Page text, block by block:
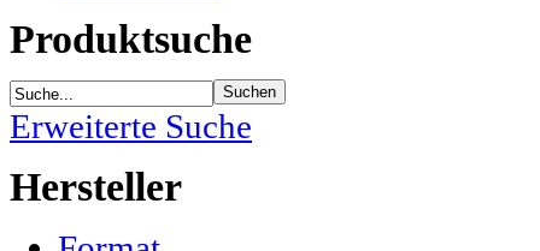
Produktsuche
Erweiterte Suche
Hersteller